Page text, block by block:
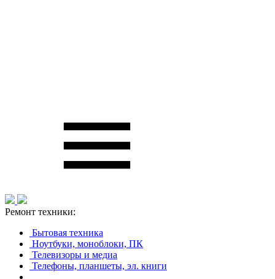
Ремонт техники:
Бытовая техника
Ноутбуки, моноблоки, ПК
Телевизоры и медиа
Телефоны, планшеты, эл. книги